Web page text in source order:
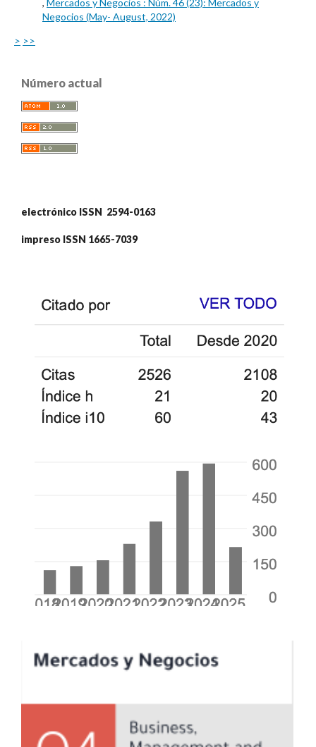
, Mercados y Negocios : Núm. 46 (23): Mercados y
Negocios (May- August, 2022)
> >>
Número actual
electrónico ISSN 2594-0163
impreso ISSN 1665-7039